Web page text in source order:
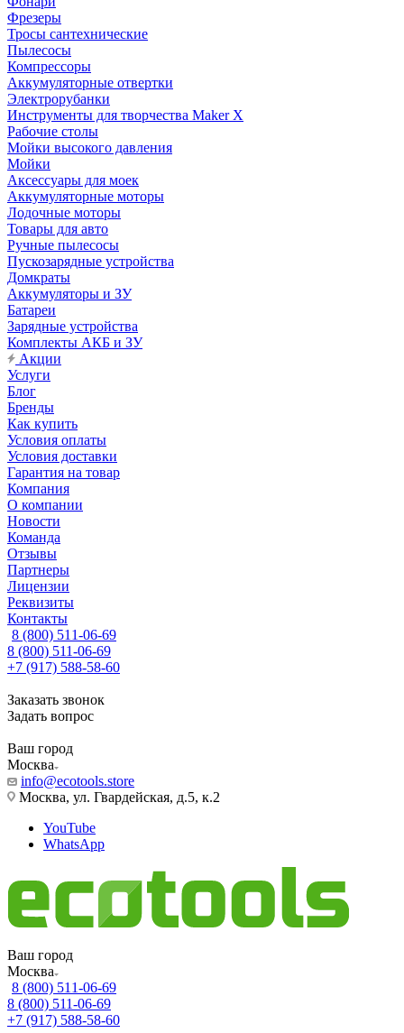
Фрезеры
Тросы сантехнические
Пылесосы
Компрессоры
Аккумуляторные отвертки
Электрорубанки
Инструменты для творчества Maker X
Рабочие столы
Мойки высокого давления
Мойки
Аксессуары для моек
Аккумуляторные моторы
Лодочные моторы
Товары для авто
Ручные пылесосы
Пускозарядные устройства
Домкраты
Аккумуляторы и ЗУ
Батареи
Зарядные устройства
Комплекты АКБ и ЗУ
Акции
Услуги
Блог
Бренды
Как купить
Условия оплаты
Условия доставки
Гарантия на товар
Компания
О компании
Новости
Команда
Отзывы
Партнеры
Лицензии
Реквизиты
Контакты
8 (800) 511-06-69
8 (800) 511-06-69
+7 (917) 588-58-60
Заказать звонок
Задать вопрос
Ваш город
Москва
info@ecotools.store
Москва, ул. Гвардейская, д.5, к.2
YouTube
WhatsApp
Ваш город
Москва
8 (800) 511-06-69
8 (800) 511-06-69
+7 (917) 588-58-60